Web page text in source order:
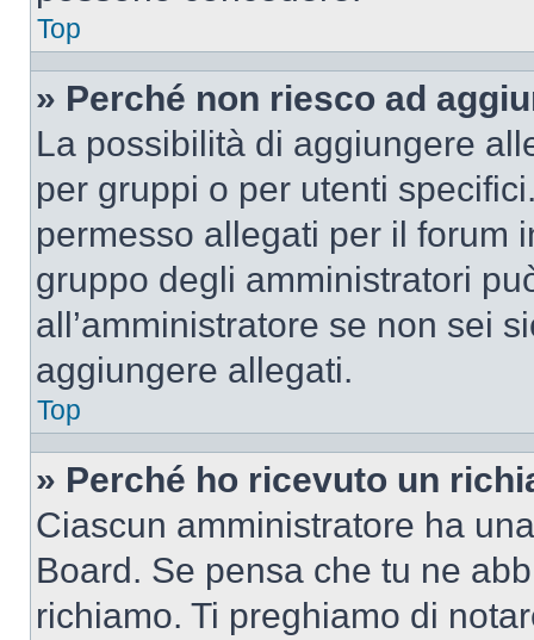
Top
» Perché non riesco ad
La possibilità di aggiungere
per gruppi o per utenti
permesso allegati per il forum
gruppo degli amministratori
all’amministratore se non sei
aggiungere allegati.
Top
» Perché ho ricevuto un
Ciascun amministratore ha
Board. Se pensa che tu ne
richiamo. Ti preghiamo di